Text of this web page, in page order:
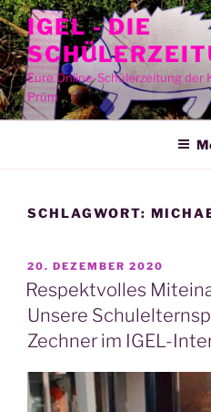
Zum
Inhalt
springen
IGEL - DIE
Eure Online-Schülerzeitung der
Prüm
SCHLAGWORT:
VERÖFFENTLICHT
AM
20. DEZEMBER 2020
Respektvolles
Unsere
Zechner im IGEL-